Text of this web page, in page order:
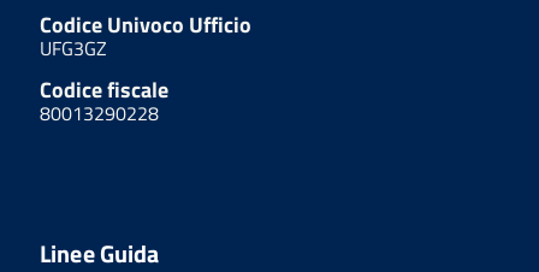
Codice Univoco Ufficio
UFG3GZ
Codice fiscale
80013290228
Linee Guida